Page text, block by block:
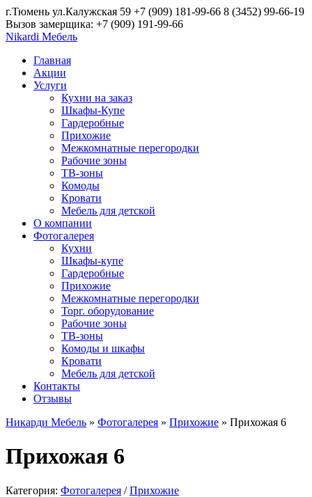
г.Тюмень ул.Калужская 59 +7 (909) 181-99-66 8 (3452) 99-66-19
Вызов замерщика: +7 (909) 191-99-66
Nikardi Мебель
Главная
Акции
Услуги
Кухни на заказ
Шкафы-Купе
Гардеробные
Прихожие
Межкомнатные перегородки
Рабочие зоны
ТВ-зоны
Комоды
Кровати
Мебель для детской
О компании
Фотогалерея
Кухни
Шкафы-купе
Гардеробные
Прихожие
Межкомнатные перегородки
Торг. оборудование
Рабочие зоны
ТВ-зоны
Комоды и шкафы
Кровати
Мебель для детской
Контакты
Отзывы
Никарди Мебель » Фотогалерея » Прихожие » Прихожая 6
Прихожая 6
Категория: Фотогалерея /Прихожие